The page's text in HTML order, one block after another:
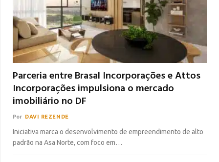
Parceria entre Brasal Incorporações e Attos
Incorporações impulsiona o mercado
imobiliário no DF
Por DAVI REZENDE
Iniciativa marca o desenvolvimento de empreendimento de alto
padrão na Asa Norte, com foco em…